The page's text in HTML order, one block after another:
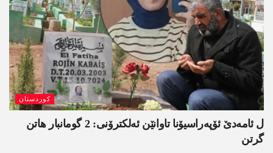
کوردستان
ل ئامەدێ ئۆپەراسیۆنا تاوانێن ئەلکترۆنی: 2 گومانبار ھاتن
گرتن